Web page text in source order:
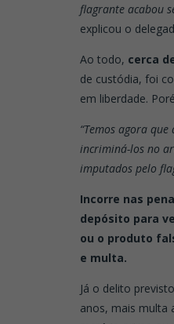
flagrante acabou
explicou o
Ao todo, cerca
de custódia, foi
em liberdade.
“Temos agora
incriminá-los no
imputados pelo
Incorre nas
depósito para
ou o produto
e multa.
Já o delito
anos, mais multa